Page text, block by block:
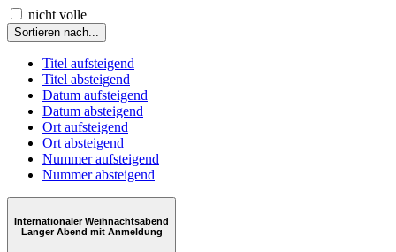
nicht volle
Sortieren nach...
Titel aufsteigend
Titel absteigend
Datum aufsteigend
Datum absteigend
Ort aufsteigend
Ort absteigend
Nummer aufsteigend
Nummer absteigend
Internationaler Weihnachtsabend
Langer Abend mit Anmeldung